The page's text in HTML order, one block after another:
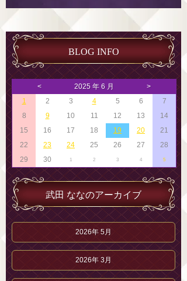
BLOG INFO
< 2025 年 6 月
>
1
2 3 4 5 6
7
8
9 10 11 12 13
14
15
16 17 18 19 20
21
22
23 24 25 26 27
28
29
30 1 2 3 4 5
武田 ななのアーカイブ
2026年 5月
2026年 3月